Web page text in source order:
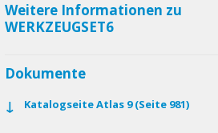
Weitere Informationen zu
WERKZEUGSET6
Dokumente
Katalogseite Atlas 9 (Seite 981)